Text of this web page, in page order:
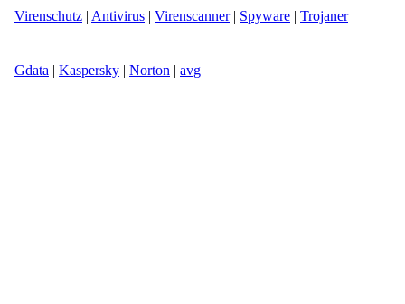
Virenschutz | Antivirus | Virenscanner| Spyware | Trojaner
Gdata | Kaspersky | Norton | avg